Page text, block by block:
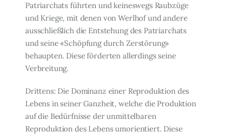
Patriarchats führten und keineswegs Raubzüge
und Kriege, mit denen von Werl­hof und andere
ausschließlich die Entstehung des Patriarchats
und seine «Schöpfung durch Zerstörung»
behaupten. Diese förderten allerdings seine
Verbreitung.
Drittens: Die Dominanz einer Reproduktion des
Lebens in seiner Ganzheit, welche die Produktion
auf die Bedürfnisse der unmittelbaren
Reproduktion des Lebens umorien­tiert. Diese